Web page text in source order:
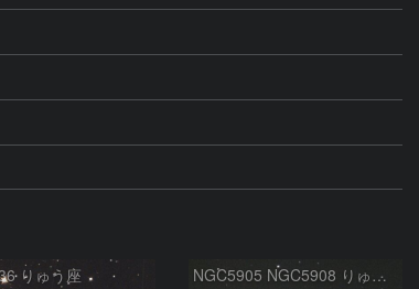
りゅう座 NGC5905 NGC5908 りゅう座